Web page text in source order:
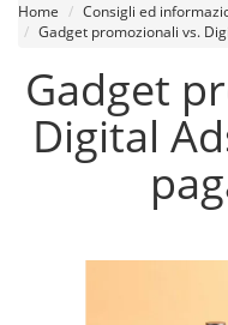
Home
Consigli ed
Gadget promozionali vs.
Gadget
Digital